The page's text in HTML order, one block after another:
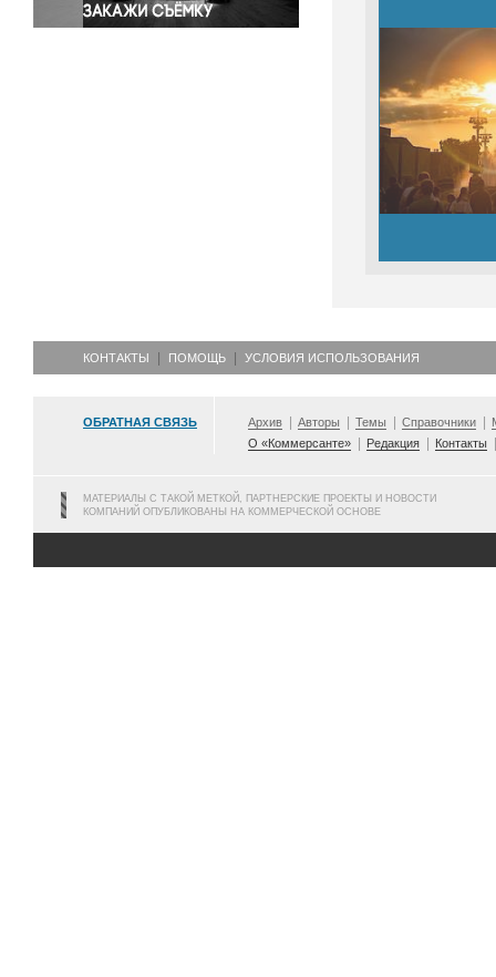
КОНТАКТЫ ПОМОЩЬ УСЛОВИЯ ИСПОЛЬЗОВАНИЯ
ОБРАТНАЯ СВЯЗЬ Архив Авторы Темы Справочники
О «Коммерсанте»
Редакция Контакты
МАТЕРИАЛЫ С ТАКОЙ МЕТКОЙ, ПАРТНЕРСКИЕ ПРОЕКТЫ И НОВОСТИ
КОМПАНИЙ ОПУБЛИКОВАНЫ НА КОММЕРЧЕСКОЙ ОСНОВЕ